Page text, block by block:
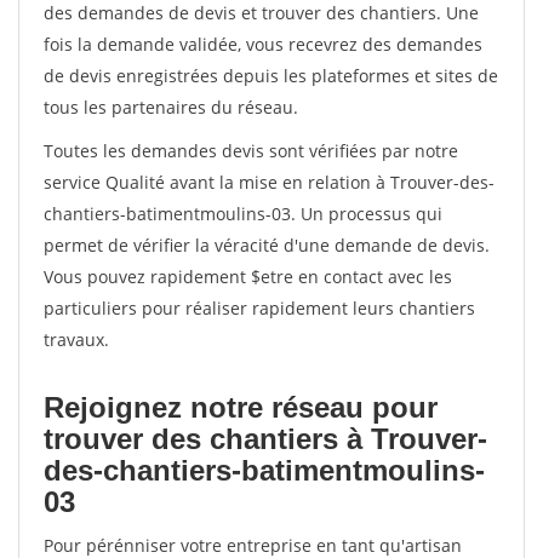
des demandes de devis et trouver des chantiers. Une
fois la demande validée, vous recevrez des demandes
de devis enregistrées depuis les plateformes et sites de
tous les partenaires du réseau.
Toutes les demandes devis sont vérifiées par notre
service Qualité avant la mise en relation à Trouver-des-
chantiers-batimentmoulins-03. Un processus qui
permet de vérifier la véracité d'une demande de devis.
Vous pouvez rapidement $etre en contact avec les
particuliers pour réaliser rapidement leurs chantiers
travaux.
Rejoignez notre réseau pour
trouver des chantiers à Trouver-
des-chantiers-batimentmoulins-
03
Pour pérénniser votre entreprise en tant qu'artisan